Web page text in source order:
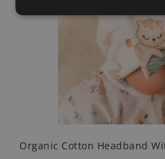
Organic Cotton Headband